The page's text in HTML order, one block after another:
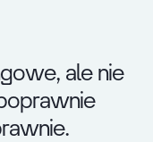
ale nie